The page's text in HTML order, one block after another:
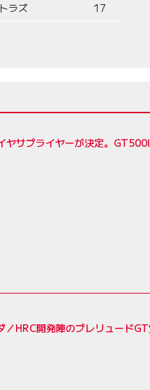
ラズ 17
サプライヤーが決定。
／HRC開発陣のプレリュード